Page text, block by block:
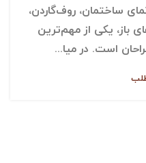
ساختمان، روف‌گاردن،
باز، یکی از مهم‌ترین
است. در میا...